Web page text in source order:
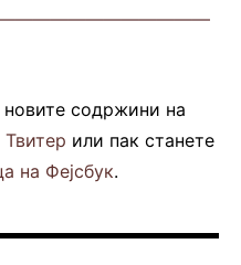
содржини на
Твитер или пак станете
на Фејсбук.